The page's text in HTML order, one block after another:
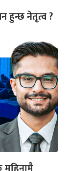
हुन्छ नेतृत्व ?